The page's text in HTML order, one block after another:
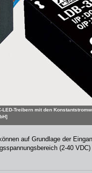
LED-Treibern mit den
auf Grundlage der
(2-40